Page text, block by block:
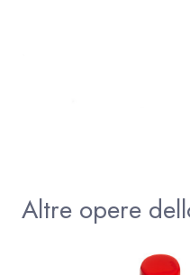
Altre opere